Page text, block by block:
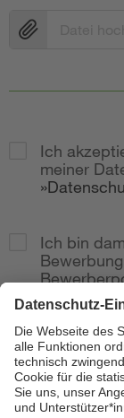
Ich
meiner
Ich bin
bei